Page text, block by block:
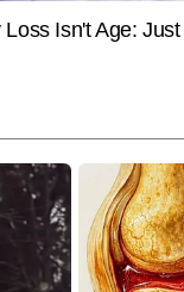
अनुभव होने के कारण वे
और विशेष स्टोरीज
ग्राउंड रिपोर्ट्स,